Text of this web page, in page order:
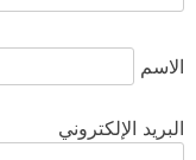
الاسم
البريد الإلكتروني